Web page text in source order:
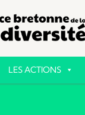
LES ACTIONS